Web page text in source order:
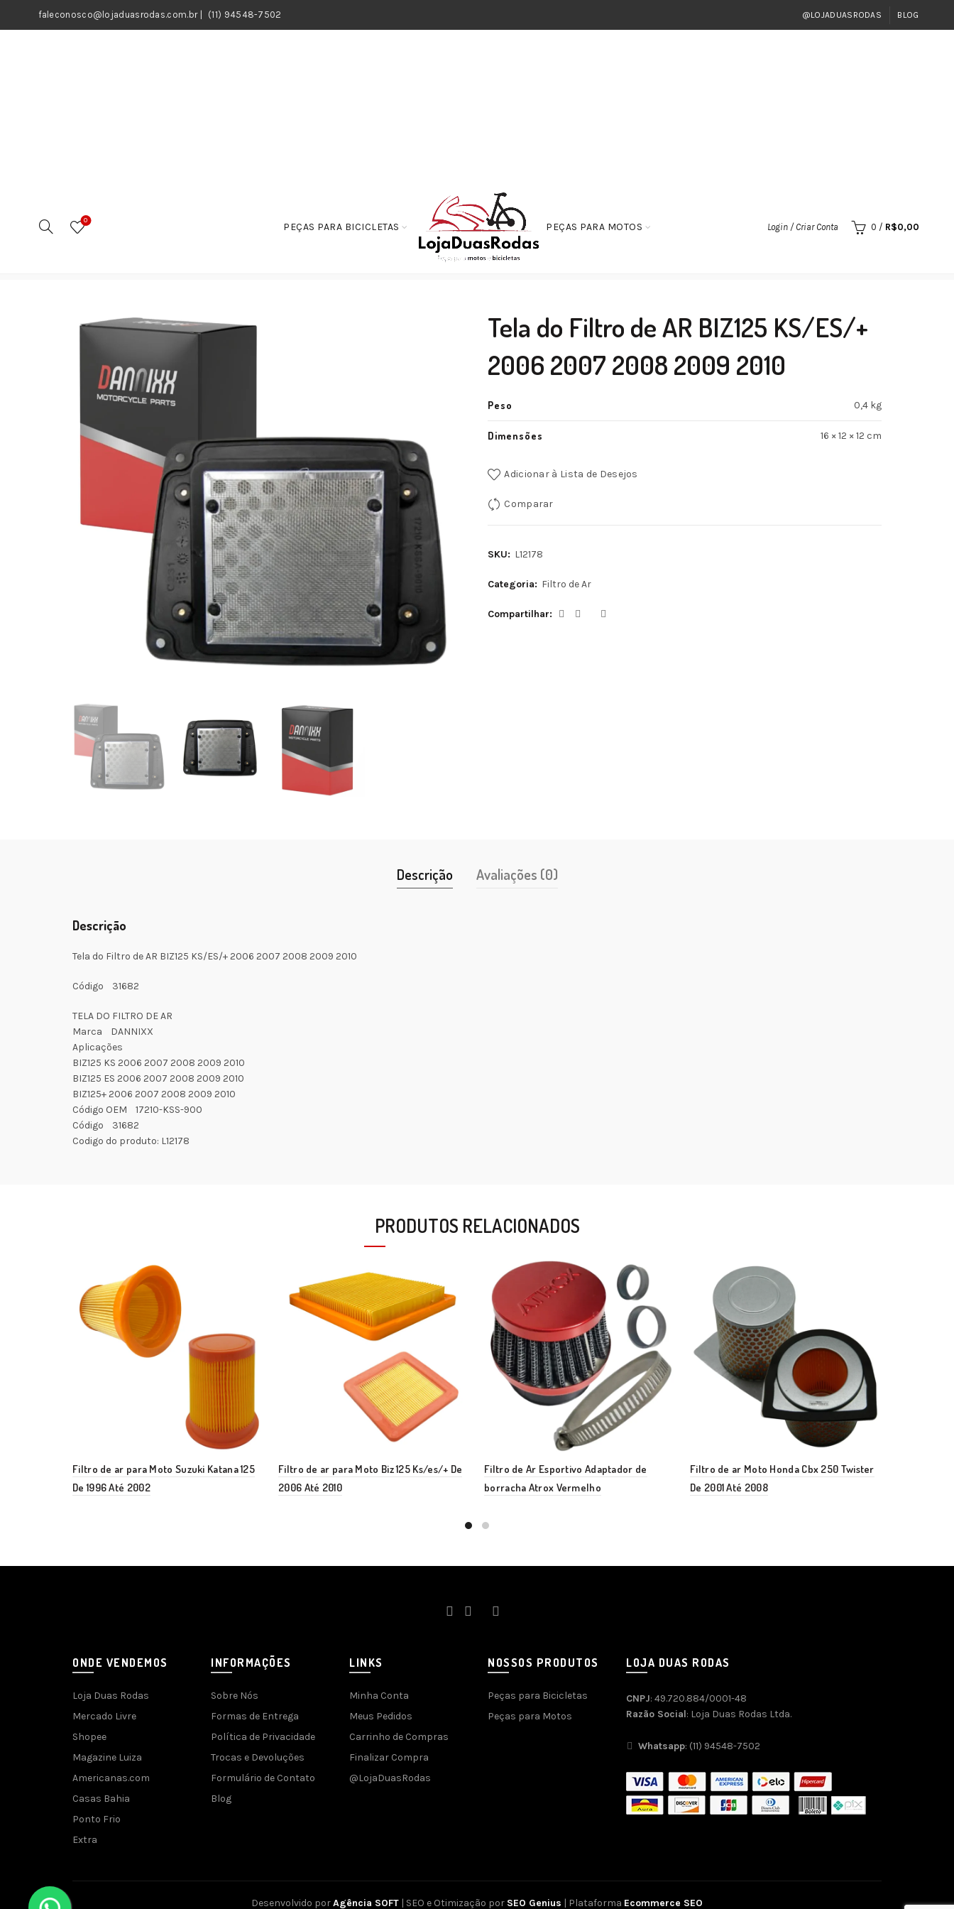
faleconosco@lojaduasrodas.com.br| (11) 94548-7502 @LOJADUASRODAS BLOG
0
PEÇAS PARA BICICLETAS PEÇAS PARA MOTOS Login / Criar Conta 0 / R$0,00
Tela do Filtro de AR BIZ125 KS/ES/+ 2006 2007 2008 2009 2010
Tela do Filtro de AR BIZ125 KS/ES/+
2006 2007 2008 2009 2010
Peso 0,4 kg
Dimensões 16 × 12 × 12 cm
Adicionar à Lista de Desejos
Comparar
SKU: L12178
Categoria: Filtro de Ar
Compartilhar
Descrição Avaliações (0)
Descrição
Tela do Filtro de AR BIZ125 KS/ES/+ 2006 2007 2008 2009 2010
Código 31682
TELA DO FILTRO DE AR
Marca DANNIXX
Aplicações
BIZ125 KS 2006 2007 2008 2009 2010
BIZ125 ES 2006 2007 2008 2009 2010
BIZ125+ 2006 2007 2008 2009 2010
Código OEM 17210-KSS-900
Código 31682
Codigo do produto: L12178
PRODUTOS RELACIONADOS
Filtro de ar para Moto Suzuki Katana 125
De 1996 Até 2002
Filtro de ar para Moto Biz 125 Ks/es/+ De
2006 Até 2010
Filtro de Ar Esportivo Adaptador de
borracha Atrox Vermelho
Filtro de ar Moto Honda Cbx 250 Twister
De 2001 Até 2008
ONDE VENDEMOS
Loja Duas Rodas
Mercado Livre
Shopee
Magazine Luiza
Americanas.com
Casas Bahia
Ponto Frio
Extra
INFORMAÇÕES
Sobre Nós
Formas de Entrega
Política de Privacidade
Trocas e Devoluções
Formulário de Contato
Blog
LINKS
Minha Conta
Meus Pedidos
Carrinho de Compras
Finalizar Compra
@LojaDuasRodas
NOSSOS PRODUTOS
Peças para Bicicletas
Peças para Motos
LOJA DUAS RODAS
CNPJ: 49.720.884/0001-48
Razão Social: Loja Duas Rodas Ltda.
Whatsapp: (11) 94548-7502
Desenvolvido porAgência SOFT | SEO e Otimização por SEO Genius | Plataforma Ecommerce SEO